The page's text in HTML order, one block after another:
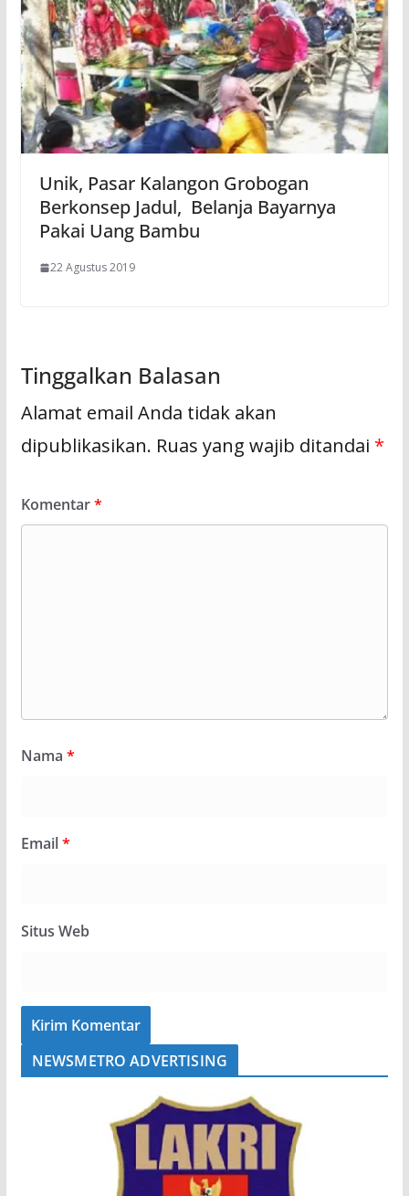
Unik, Pasar Kalangon Grobogan
Berkonsep Jadul, Belanja Bayarnya
Pakai Uang Bambu
22 Agustus 2019
Tinggalkan Balasan
Alamat email Anda tidak akan
dipublikasikan. Ruas yang wajib ditandai *
Komentar*
Nama *
Email*
Situs Web
NEWSMETRO ADVERTISING